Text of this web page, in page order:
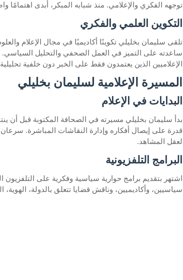
توجهه الفكري والإعلامي. منذ شبابه المبكر، أبدى اهتمامًا
التكوين العلمي والفكري
تلقى سليمان بخليلي تكوينًا أكاديميًا في مجال الإعلام
ساعدته على التميز في العمل الصحفي والتحليل السياسي.
الإعلاميين الذين يعتمدون فقط على الخبر دون خلفية
المسيرة الإعلامية لسليمان بخليلي
البدايات في الإعلام
بدأ سليمان بخليلي مسيرته في الصحافة المكتوبة قبل أن
قدرة على إيصال أفكاره وإدارة النقاشات المباشرة. سرعان
لعقل المشاهد.
البرامج التلفزيونية
اشتهر بتقديم برامج حوارية سياسية وفكرية على
سياسيين، وأكاديميين، وناقش قضايا تتعلق بالدولة، الهوية،